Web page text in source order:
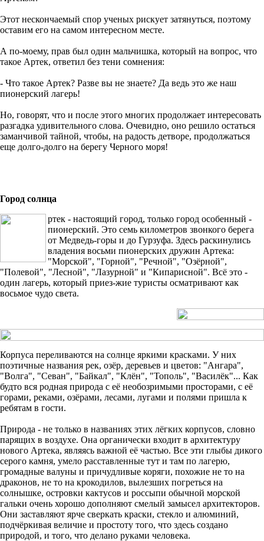
Этот нескончаемый спор ученых рискует затянуться, поэтому
оставим его на самом интересном месте.
А по-моему, прав был один мальчишка, который на вопрос, что
такое Артек, ответил без тени сомнения:
- Что такое Артек? Разве вы не знаете? Да ведь это же наш
пионерский лагерь!
Но, говорят, что и после этого многих продолжает интересовать
разгадка удивительного слова. Очевидно, оно решило остаться
заманчивой тайной, чтобы, на радость детворе, продолжаться
еще долго-долго на берегу Черного моря!
Город солнца
ртек - настоящий город, только город особенный -
пионерский. Это семь километров звонкого берега
от Медведь-горы и до Гурзуфа. Здесь раскинулись
владения восьми пионерских дружин Артека:
"Морской", "Горной", "Речной", "Озёрной",
"Полевой", "Лесной", "Лазурной" и "Кипарисной". Всё это -
один лагерь, который приез-жие туристы осматривают как
восьмое чудо света.
Корпуса переливаются на солнце яркими красками. У них
поэтичные названия рек, озёр, деревьев и цветов: "Ангара",
"Волга", "Севан", "Байкал", "Клён", "Тополь", "Василёк"... Как
будто вся родная природа с её необозримыми просторами, с её
горами, реками, озёрами, лесами, лугами и полями пришла к
ребятам в гости.
Природа - не только в названиях этих лёгких корпусов, словно
парящих в воздухе. Она органически входит в архитектуру
нового Артека, являясь важной её частью. Все эти глыбы дикого
серого камня, умело расставленные тут и там по лагерю,
громадные валуны и причудливые коряги, похожие не то на
драконов, не то на крокодилов, вылезших погреться на
солнышке, островки кактусов и россыпи обычной морской
гальки очень хорошо дополняют смелый замысел архитекторов.
Они заставляют ярче сверкать краски, стекло и алюминий,
подчёркивая величие и простоту того, что здесь создано
природой, и того, что делано руками человека.